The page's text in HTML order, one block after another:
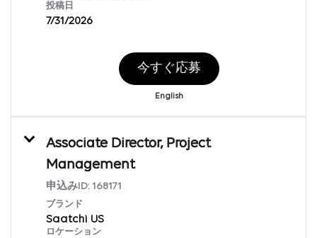
投稿日
7/31/2026
今すぐ応募
English
Associate Director, Project
Management
申込みID: 168171
ブランド
Saatchi US
ロケーション